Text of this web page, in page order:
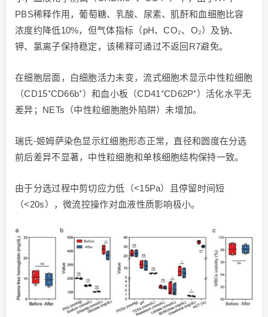
PBS稀释作用，葡萄糖、乳酸、尿素、肌酐和血细胞比容
浓度约降低10%，但气体指标（pH、CO₂、O₂）及钠、
钾、氯离子保持稳定，该稀释可通过不返回R7避免。
在细胞层面，白细胞活力未变，流式细胞术显示中性粒细胞
（CD15⁺CD66b⁺）和血小板（CD41⁺CD62P⁺）活化水平无
差异；NETs（中性粒细胞胞外陷阱）未增加。
瑞氏-姬姆萨染色显示红细胞形态正常，直径和圆度在分选
前后差异不显著，中性粒细胞和单核细胞结构保持一致。
由于分选过程中剪切应力低（<15Pa）且停留时间短
（<20s），微流控操作对血液性质影响极小。